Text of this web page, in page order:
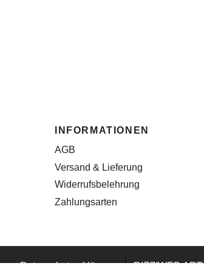
INFORMATIONEN
AGB
Versand & Lieferung
Widerrufsbelehrung
Zahlungsarten
Datenschutzerklärung